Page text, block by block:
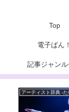
Top
電子ばん！
記事ジャン
アーティスト辞典 -た